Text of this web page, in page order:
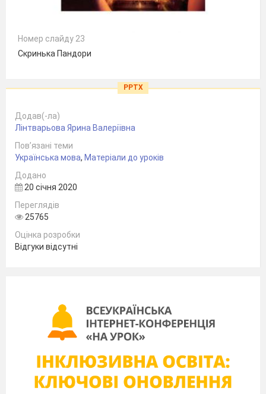
Номер слайду 23
Скринька Пандори
PPTX
Додав(-ла)
Лінтварьова Ярина Валеріївна
Пов’язані теми
Українська мова, Матеріали до уроків
Додано
20 січня 2020
Переглядів
25765
Оцінка розробки
Відгуки відсутні